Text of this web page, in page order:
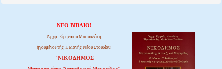
ΝΕΟ ΒΙΒΛΙΟ!
Ἀρχιμ. Εἰρηναίου Μπουσδέκη,
ἡγουμένου τῆς Ἱ. Μονῆς Νέου Στουδίου:
"ΝΙΚΟΔΗΜΟΣ